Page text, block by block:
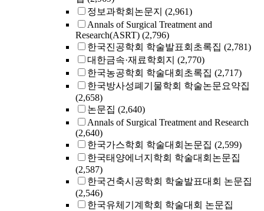
정보과학회논문지 (2,961)
Annals of Surgical Treatment and
Research(ASRT) (2,796)
한국진공학회 학술발표회초록집 (2,781)
대한금속·재료학회지 (2,770)
한국농공학회 학술대회초록집 (2,717)
한국방사성폐기물학회 학술논문요약집
(2,658)
논문집 (2,640)
Annals of Surgical Treatment and Research
(2,640)
한국가스학회 학술대회논문집 (2,599)
한국태양에너지학회 학술대회논문집
(2,587)
한국건축시공학회 학술발표대회 논문집
(2,546)
한국유체기계학회 학술대회 논문집